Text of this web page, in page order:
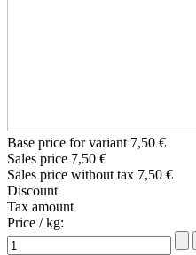
Base price for variant 7,50 €
Sales price 7,50 €
Sales price without tax 7,50 €
Discount
Tax amount
Price / kg: